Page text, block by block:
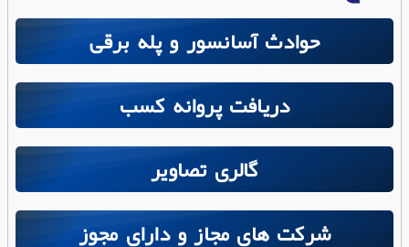
حوادث آسانسور و پله برقی
دریافت پروانه کسب
گالری تصاویر
شرکت های مجاز و دارای مجوز